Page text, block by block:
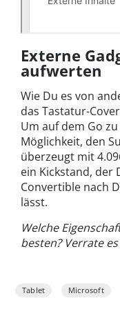
Externe
aufwerten
Wie Du es von
das Tastatur-
Um auf dem Go
Möglichkeit, den
überzeugt mit
ein Kickstand, der
Convertible nach
lässt.
Welche
besten? Verrate
Tablet Microsoft